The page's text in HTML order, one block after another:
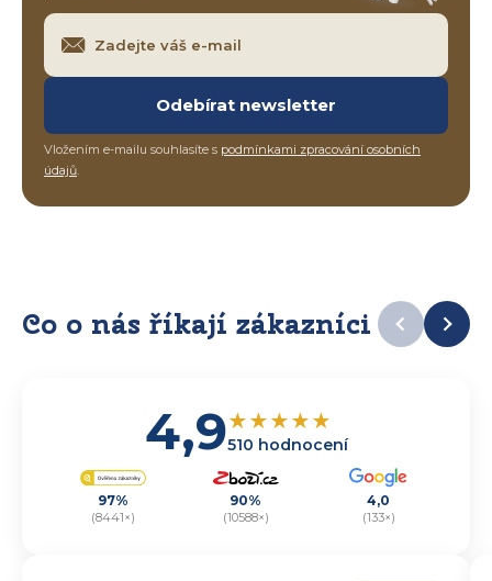
Odebírat newsletter
Vložením e-mailu souhlasíte s podmínkami zpracování osobních
údajů.
Co o nás říkají zákazníci
4,9★★★★★
510 hodnocení
97%
(8441×)
90%
(10588×)
4,0
(133×)